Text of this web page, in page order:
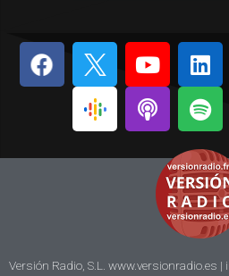
Versión Radio, S.L. www.versionradio.es |